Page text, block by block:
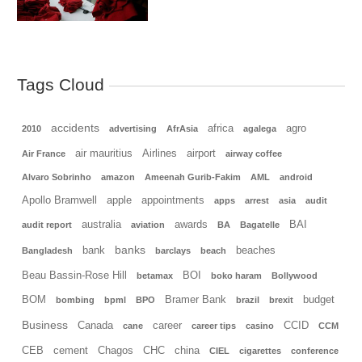
Tags Cloud
2010 accidents advertising AfrAsia africa agalega agro
Air France air mauritius Airlines airport airway coffee
Alvaro Sobrinho amazon Ameenah Gurib-Fakim AML android
Apollo Bramwell apple appointments apps arrest asia audit
audit report australia aviation awards BA Bagatelle BAI
Bangladesh bank banks barclays beach beaches
Beau Bassin-Rose Hill betamax BOI boko haram Bollywood
BOM bombing bpml BPO Bramer Bank brazil brexit budget
Business Canada cane career career tips casino CCID CCM
CEB cement Chagos CHC china CIEL cigarettes conference